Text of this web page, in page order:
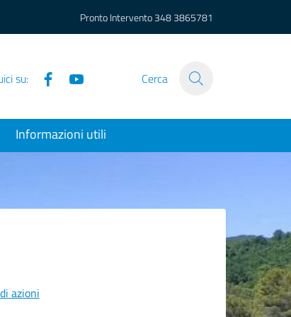
Pronto Intervento348 3865781
su: Facebook Cerca
Informazioni utili
azioni